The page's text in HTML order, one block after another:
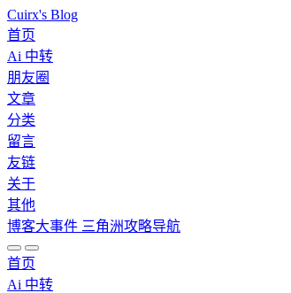
Cuirx's Blog
首页
Ai 中转
朋友圈
文章
分类
留言
友链
关于
其他
博客大事件 三角洲攻略导航
首页
Ai 中转